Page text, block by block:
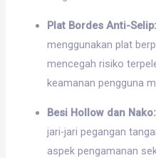
Plat Bordes Anti-Selip:
menggunakan plat
mencegah risiko
keamanan pengguna
Besi Hollow dan Nako:
jari-jari pegangan
aspek pengamanan